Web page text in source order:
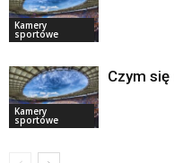
Kamery
sportowe
Kamery
sportowe
Czym się